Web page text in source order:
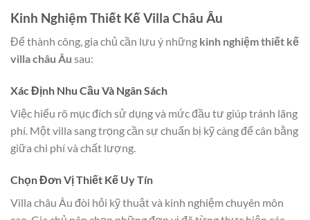
Kinh Nghiệm Thiết Kế Villa Châu Âu
Để thành công, gia chủ cần lưu ý những kinh nghiệm thiết kế
villa châu Âu sau:
Xác Định Nhu Cầu Và Ngân Sách
Việc hiểu rõ mục đích sử dụng và mức đầu tư giúp tránh lãng
phí. Một villa sang trọng cần sự chuẩn bị kỹ càng để cân bằng
giữa chi phí và chất lượng.
Chọn Đơn Vị Thiết Kế Uy Tín
Villa châu Âu đòi hỏi kỹ thuật và kinh nghiệm chuyên môn